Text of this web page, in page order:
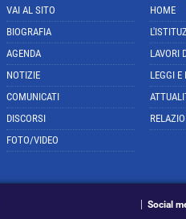
VAI AL SITO
BIOGRAFIA
AGENDA
NOTIZIE
COMUNICATI
DISCORSI
FOTO/VIDEO
HOME
LAVORI
LEGGI E
Social